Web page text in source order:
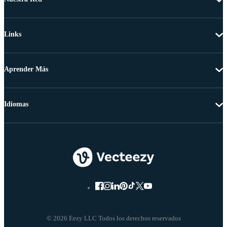
Links
Aprender Más
© 2026 Eezy LLC Todos los derechos reservados
Idiomas